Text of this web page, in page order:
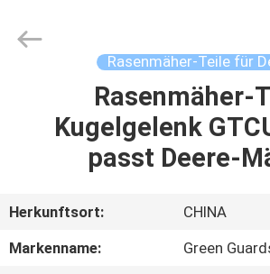
PRODUKTE
ÜBER
UNS
Trading
Rasenmäher-Teile für
Rasenmäher-
Kugelgelenk
passt Deere-
Herkunftsort:
CHINA
Markenname:
Green